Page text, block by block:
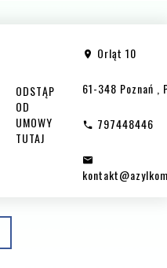
ODSTĄP
OD
UMOWY
TUTAJ
Orląt 10
61-348 Poznań
797448446